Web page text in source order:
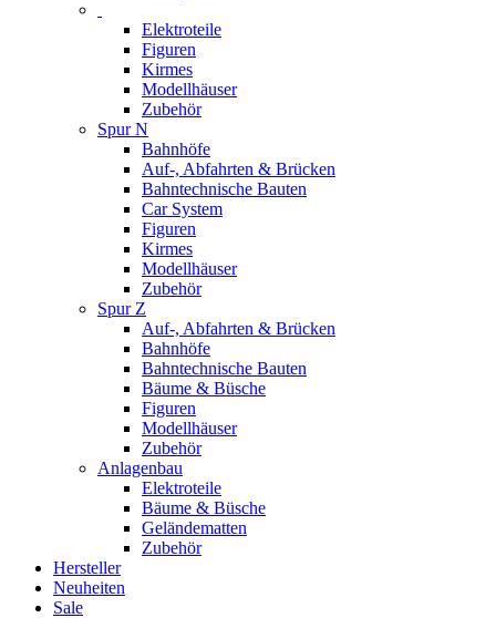
Elektroteile
Figuren
Kirmes
Modellhäuser
Zubehör
Spur N
Bahnhöfe
Auf-, Abfahrten & Brücken
Bahntechnische Bauten
Car System
Figuren
Kirmes
Modellhäuser
Zubehör
Spur Z
Auf-, Abfahrten & Brücken
Bahnhöfe
Bahntechnische Bauten
Bäume & Büsche
Figuren
Modellhäuser
Zubehör
Anlagenbau
Elektroteile
Bäume & Büsche
Geländematten
Zubehör
Hersteller
Neuheiten
Sale